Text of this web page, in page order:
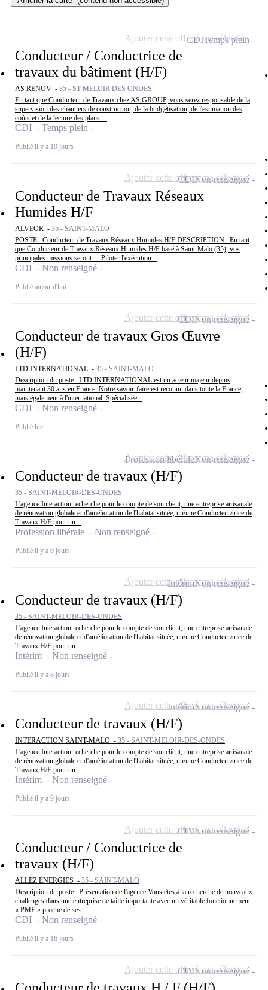
Conducteur / Conductrice de
travaux du bâtiment (H/F)
AS RENOV - 35 - ST MELOIR DES ONDES
En tant que Conducteur de Travaux chez AS GROUP, vous serez responsable de la
supervision des chantiers de construction, de la budgétisation, de l'estimation des
coûts et de la lecture des plans....
CDI - Temps plein
Publié il y a 10 jours
CDITemps plein
Ajouter cette offre à ma sélection
Conducteur de Travaux Réseaux
Humides H/F
ALVEOR - 35 - SAINT-MALO
POSTE : Conducteur de Travaux Réseaux Humides H/F DESCRIPTION : En tant
que Conducteur de Travaux Réseaux Humides H/F basé à Saint-Malo (35), vos
principales missions seront : - Piloter l'exécution...
CDI - Non renseigné
Publié aujourd'hui
CDINon renseigné
Ajouter cette offre à ma sélection
Conducteur de travaux Gros Œuvre
(H/F)
LTD INTERNATIONAL - 35 - SAINT-MALO
Description du poste : LTD INTERNATIONAL est un acteur majeur depuis
maintenant 30 ans en France. Notre savoir-faire est reconnu dans toute la France,
mais également à l'international. Spécialisée...
CDI - Non renseigné
Publié hier
CDINon renseigné
Ajouter cette offre à ma sélection
Conducteur de travaux (H/F)
35 - SAINT-MÉLOIR-DES-ONDES
L'agence Interaction recherche pour le compte de son client, une entreprise artisanale
de rénovation globale et d'amélioration de l'habitat située, un/une Conducteur/trice de
Travaux H/F pour un...
Profession libérale - Non renseigné
Publié il y a 6 jours
Profession libéraleNon renseigné
Ajouter cette offre à ma sélection
Conducteur de travaux (H/F)
35 - SAINT-MÉLOIR-DES-ONDES
L'agence Interaction recherche pour le compte de son client, une entreprise artisanale
de rénovation globale et d'amélioration de l'habitat située, un/une Conducteur/trice de
Travaux H/F pour un...
Intérim - Non renseigné
Publié il y a 8 jours
IntérimNon renseigné
Ajouter cette offre à ma sélection
Conducteur de travaux (H/F)
INTERACTION SAINT-MALO - 35 - SAINT-MÉLOIR-DES-ONDES
L'agence Interaction recherche pour le compte de son client, une entreprise artisanale
de rénovation globale et d'amélioration de l'habitat située, un/une Conducteur/trice de
Travaux H/F pour un...
Intérim - Non renseigné
Publié il y a 9 jours
IntérimNon renseigné
Ajouter cette offre à ma sélection
Conducteur / Conductrice de
travaux (H/F)
ALLEZ ENERGIES - 35 - SAINT-MALO
Description du poste : Présentation de l'agence Vous êtes à la recherche de nouveaux
challenges dans une entreprise de taille importante avec un véritable fonctionnement
« PME » proche de ses...
CDI - Non renseigné
Publié il y a 16 jours
CDINon renseigné
Ajouter cette offre à ma sélection
CDINon renseigné
Ajouter cette offre à ma sélection